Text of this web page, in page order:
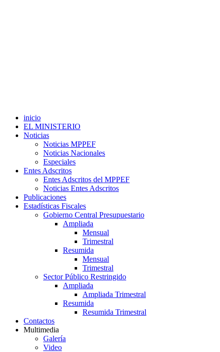
inicio
EL MINISTERIO
Noticias
Noticias MPPEF
Noticias Nacionales
Especiales
Entes Adscritos
Entes Adscritos del MPPEF
Noticias Entes Adscritos
Publicaciones
Estadísticas Fiscales
Gobierno Central Presupuestario
Ampliada
Mensual
Trimestral
Resumida
Mensual
Trimestral
Sector Público Restringido
Ampliada
Ampliada Trimestral
Resumida
Resumida Trimestral
Contactos
Multimedia
Galería
Video